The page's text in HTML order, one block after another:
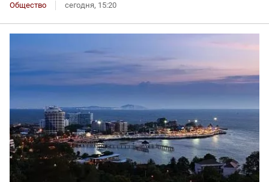
Общество сегодня, 15:20